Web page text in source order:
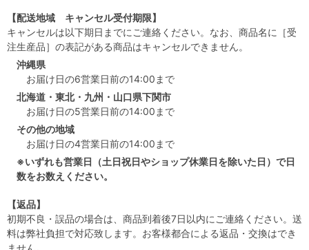
【配送地域 キャンセル受付期限】
キャンセルは以下期日までにご連絡ください。なお、商品名に［受
注生産品］の表記がある商品はキャンセルできません。
沖縄県
お届け日の6営業日前の14:00まで
北海道・東北・九州・山口県下関市
お届け日の5営業日前の14:00まで
その他の地域
お届け日の4営業日前の14:00まで
※いずれも営業日（土日祝日やショップ休業日を除いた日）で日
数をお数えください。
【返品】
初期不良・誤品の場合は、商品到着後7日以内にご連絡ください。送
料は弊社負担で対応致します。お客様都合による返品・交換はでき